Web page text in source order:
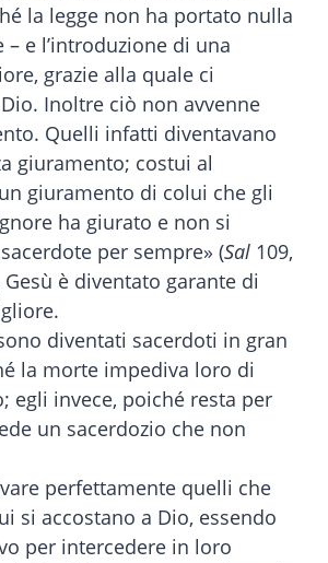
la legge non ha portato nulla
– e l’introduzione di una
grazie alla quale ci
Inoltre ciò non avvenne
Quelli infatti diventavano
giuramento; costui al
giuramento di colui che gli
ha giurato e non si
per sempre» (Sal 109,
è diventato garante di
diventati sacerdoti in gran
la morte impediva loro di
egli invece, poiché resta per
un sacerdozio che non
perfettamente quelli che
si accostano a Dio, essendo
per intercedere in loro